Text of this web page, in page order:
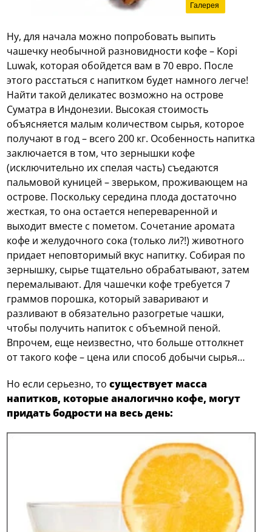
Галерея
Ну, для начала можно попробовать выпить
чашечку необычной разновидности кофе – Kopi
Luwak, которая обойдется вам в 70 евро. После
этого расстаться с напитком будет намного легче!
Найти такой деликатес возможно на острове
Суматра в Индонезии. Высокая стоимость
объясняется малым количеством сырья, которое
получают в год – всего 200 кг. Особенность напитка
заключается в том, что зернышки кофе
(исключительно их спелая часть) съедаются
пальмовой куницей – зверьком, проживающем на
острове. Поскольку середина плода достаточно
жесткая, то она остается непереваренной и
выходит вместе с пометом. Сочетание аромата
кофе и желудочного сока (только ли?!) животного
придает неповторимый вкус напитку. Собирая по
зернышку, сырье тщательно обрабатывают, затем
перемалывают. Для чашечки кофе требуется 7
граммов порошка, который заваривают и
разливают в обязательно разогретые чашки,
чтобы получить напиток с объемной пеной.
Впрочем, еще неизвестно, что больше оттолкнет
от такого кофе – цена или способ добычи сырья…
Но если серьезно, тосуществует масса
напитков, которые аналогично кофе, могут
придать бодрости на весь день: